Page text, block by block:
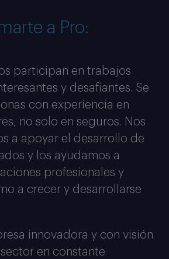
a Pro:
participan en trabajos
y desafiantes. Se
con experiencia en
no solo en seguros. Nos
a apoyar el desarrollo de
y los ayudamos a
profesionales y
a crecer y desarrollarse
innovadora y con visión
en constante